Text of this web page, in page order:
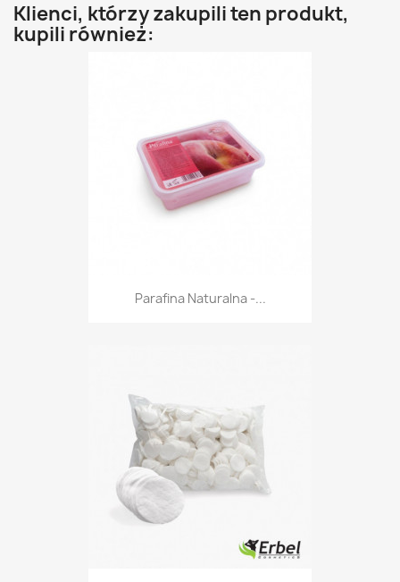
Klienci, którzy zakupili ten produkt,
kupili również:
Parafina Naturalna -...